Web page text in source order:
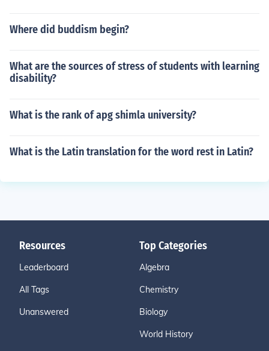
Where did buddism begin?
What are the sources of stress of students with learning
disability?
What is the rank of apg shimla university?
What is the Latin translation for the word rest in Latin?
Resources
Leaderboard
All Tags
Unanswered
Top Categories
Algebra
Chemistry
Biology
World History